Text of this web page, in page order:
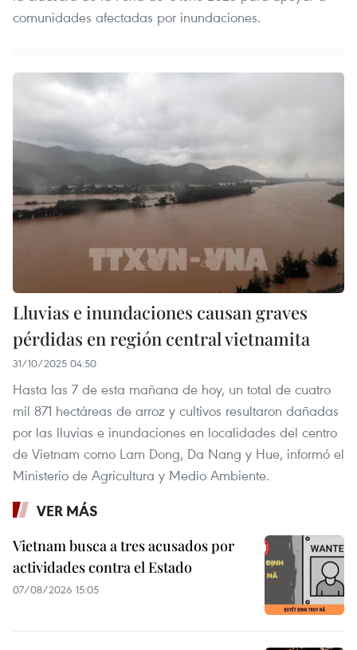
comunidades afectadas por inundaciones.
Lluvias e inundaciones causan graves
pérdidas en región central vietnamita
31/10/2025 04:50
Hasta las 7 de esta mañana de hoy, un total de cuatro
mil 871 hectáreas de arroz y cultivos resultaron dañadas
por las lluvias e inundaciones en localidades del centro
de Vietnam como Lam Dong, Da Nang y Hue, informó el
Ministerio de Agricultura y Medio Ambiente.
VER MÁS
Vietnam busca a tres acusados por
actividades contra el Estado
07/08/2026 15:05